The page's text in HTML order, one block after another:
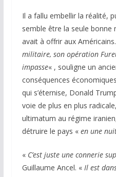
Il a fallu embellir la réalité,
semble être la seule bonne
avait à offrir aux
militaire, son opération
impasse« , souligne un
conséquences
qui s’éternise, Donald
voie de plus en plus
ultimatum au régime
détruire le pays « en une
« C’est juste une connerie
Guillaume Ancel. « Il est